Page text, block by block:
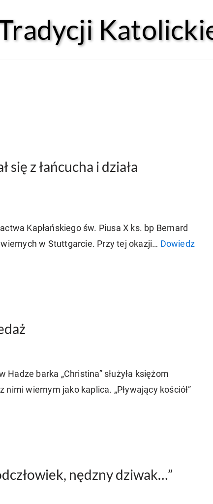
się z łańcucha i działa
Kapłańskiego św. Piusa X ks. bp Bernard
w Stuttgarcie. Przy tej okazji… Dowiedz
barka „Christina” służyła księżom
wiernym jako kaplica. „Pływający kościół”
nędzny dziwak…”